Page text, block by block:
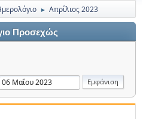
► Απρίλιος 2023
Προσεχώς